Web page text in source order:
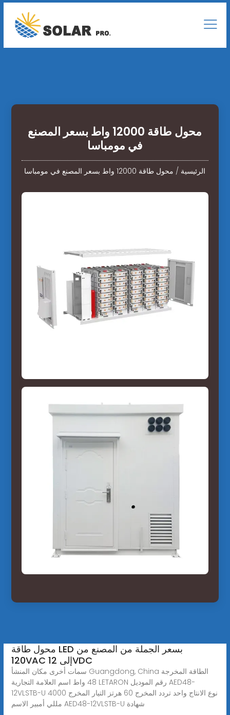
محول طاقة 12000 واط بسعر المصنع
في مومباسا
الرئيسية / محول طاقة 12000 واط بسعر المصنع في مومباسا
محول طاقة LED بسعر الجملة من المصنع من
120VAC إلى 12VDC
سمات أخرى مكان المنشأ Guangdong, China الطاقة المخرجة
48 واط اسم العلامة التجارية LETARON رقم الموديل AED48-
12VLSTB-U نوع الانتاج واحد تردد المخرج 60 هرتز التيار المخرج 4000
مللي أمبير الاسم AED48-12VLSTB-U شهادة